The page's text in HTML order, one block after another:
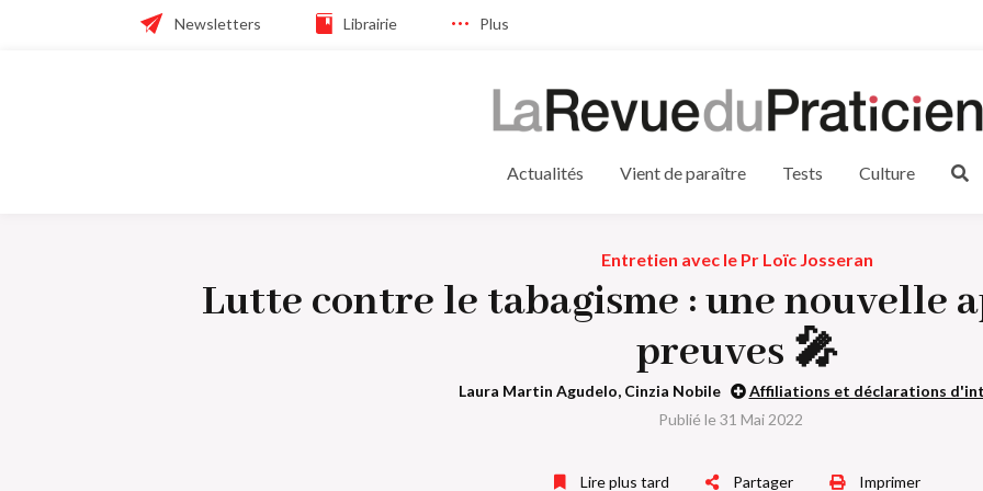
Header
Newsletters Librairie Plus
Actualités Vient de paraître Tests Culture
Entretien avec le Pr Loïc Josseran
Lutte contre le tabagisme : une nouvelle
preuves 🎤
Laura Martin Agudelo, Cinzia Nobile
Affiliations et déclarations
Publié le 31 Mai 2022
Lire plus tard Partager Imprimer